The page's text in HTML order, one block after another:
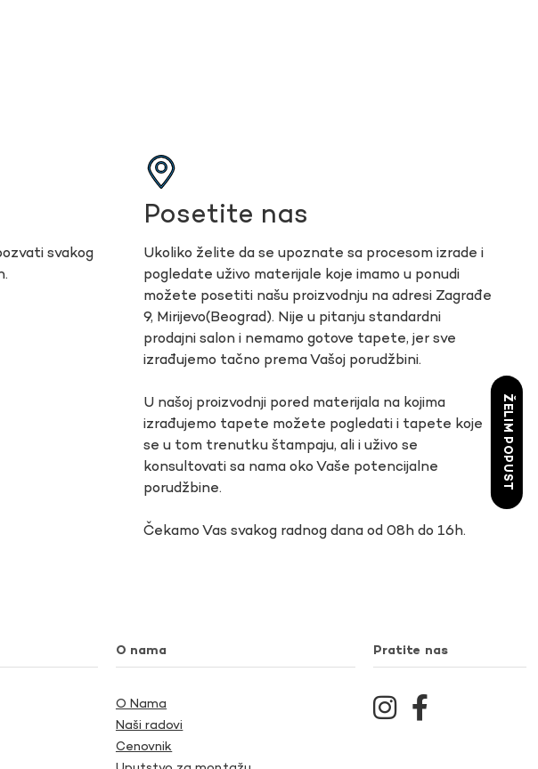
svakog
Posetite nas
Ukoliko želite da se upoznate sa procesom izrade i
pogledate uživo materijale koje imamo u ponudi
možete posetiti našu proizvodnju na adresi Zagrađe
9, Mirijevo(Beograd). Nije u pitanju standardni
prodajni salon i nemamo gotove tapete, jer sve
izrađujemo tačno prema Vašoj porudžbini.
U našoj proizvodnji pored materijala na kojima
izrađujemo tapete možete pogledati i tapete koje
se u tom trenutku štampaju, ali i uživo se
konsultovati sa nama oko Vaše potencijalne
porudžbine.
Čekamo Vas svakog radnog dana od 08h do 16h.
O nama
O Nama
Naši radovi
Cenovnik
Pratite nas
ŽELIM POPUST